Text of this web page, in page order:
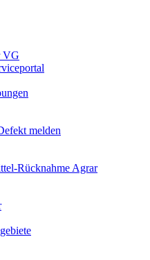
VG
melden
Rücknahme Agrar